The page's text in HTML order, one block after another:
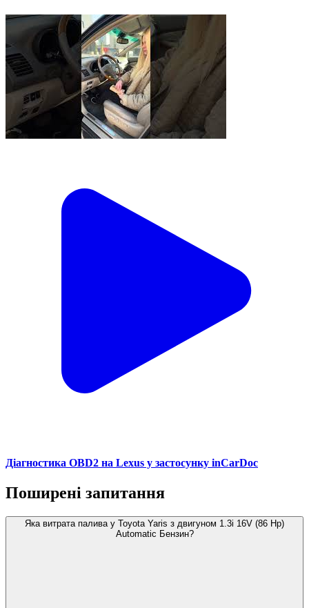
Діагностика OBD2 на Lexus у застосунку inCarDoc
Поширені запитання
Яка витрата палива у Toyota Yaris з двигуном 1.3i 16V (86 Hp)
Automatic Бензин?